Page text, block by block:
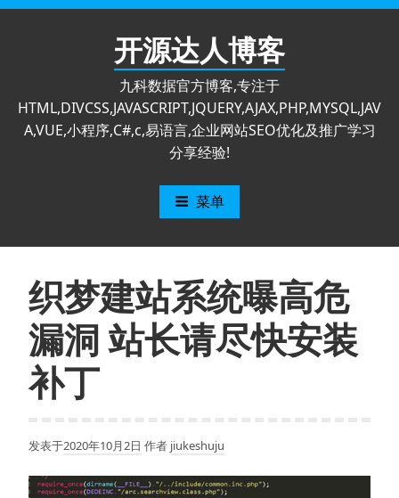
跳
开源达人博客
九科数据官方博客,专注于
HTML,DIVCSS,JAVASCRIPT,JQUERY,AJAX,PHP,MYSQL,JAV
A,VUE,小程序,C#,c,易语言,企业网站SEO优化及推广学习
分享经验!
菜单
织梦建站系统曝高危
漏洞 站长请尽快安装
补丁
发表于2020年10月2日 作者 jiukeshuju